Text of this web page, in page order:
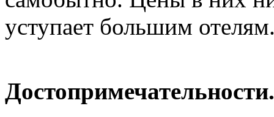
уступает большим
Достопримечательности.